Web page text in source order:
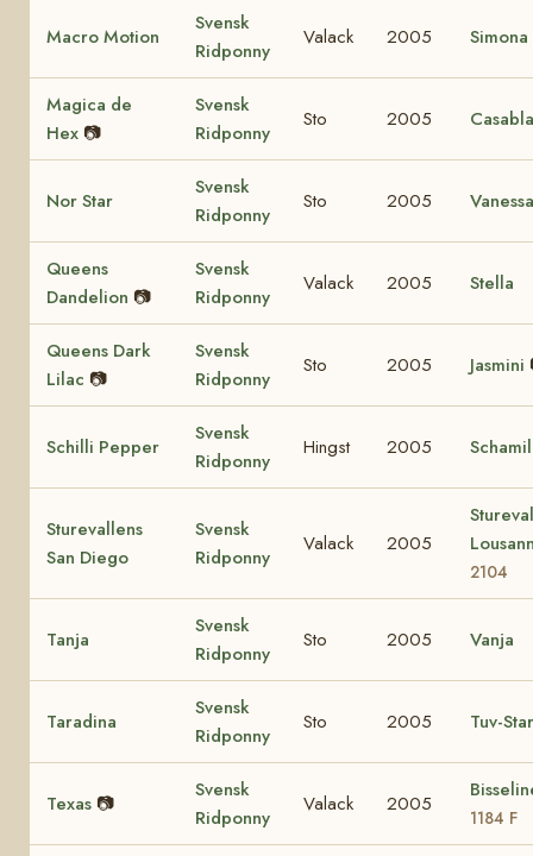
Macro Motion
Svensk
Ridponny
Valack 2005 Simona
Magica de
Hex 📷
Svensk
Ridponny
Sto 2005
Nor Star
Svensk
Ridponny
Sto 2005 Vanessa
Queens
Dandelion 📷
Svensk
Ridponny
Valack 2005 Stella
Queens Dark
Lilac 📷
Svensk
Ridponny
Sto 2005 Jasmini
Schilli Pepper
Svensk
Ridponny
Hingst 2005
Sturevallens
San Diego
Svensk
Ridponny
Valack 2005
2104
Tanja
Svensk
Ridponny
Sto 2005 Vanja
Taradina
Svensk
Ridponny
Sto 2005 Tuv-
Texas 📷
Svensk
Ridponny
Valack 2005
1184 F